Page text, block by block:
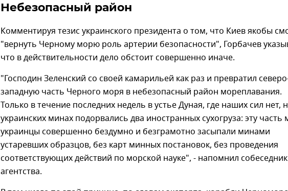
Небезопасный район
Комментируя тезис украинского президента о том, что Киев якобы
"вернуть Черному морю роль артерии безопасности", Горбачев
что в действительности дело обстоит совершенно иначе.
"Господин Зеленский со своей камарильей как раз и превратил
западную часть Черного моря в небезопасный район мореплавания.
Только в течение последних недель в устье Дуная, где наших сил нет,
украинских минах подорвались два иностранных сухогруза: эту часть
украинцы совершенно бездумно и безграмотно засыпали минами
устаревших образцов, без карт минных постановок, без проведения
соответствующих действий по морской науке", - напомнил собеседник
агентства.